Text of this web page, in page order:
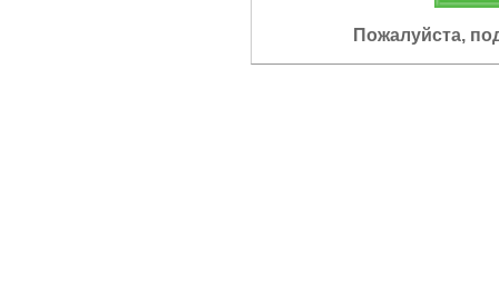
Пожалуйста,